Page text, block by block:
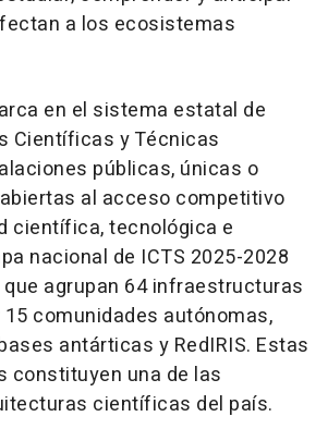
a los ecosistemas
en el sistema estatal de
Científicas y Técnicas
públicas, únicas o
al acceso competitivo
científica, tecnológica e
nacional de ICTS 2025-2028
que agrupan 64 infraestructuras
comunidades autónomas,
antárticas y RedIRIS. Estas
constituyen una de las
científicas del país.